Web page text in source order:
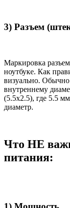
3) Разъем
Маркировка
ноутбуке. Как
визуально.
внутреннему
(5.5x2.5), где 5.5
диаметр.
Что НЕ
питания: